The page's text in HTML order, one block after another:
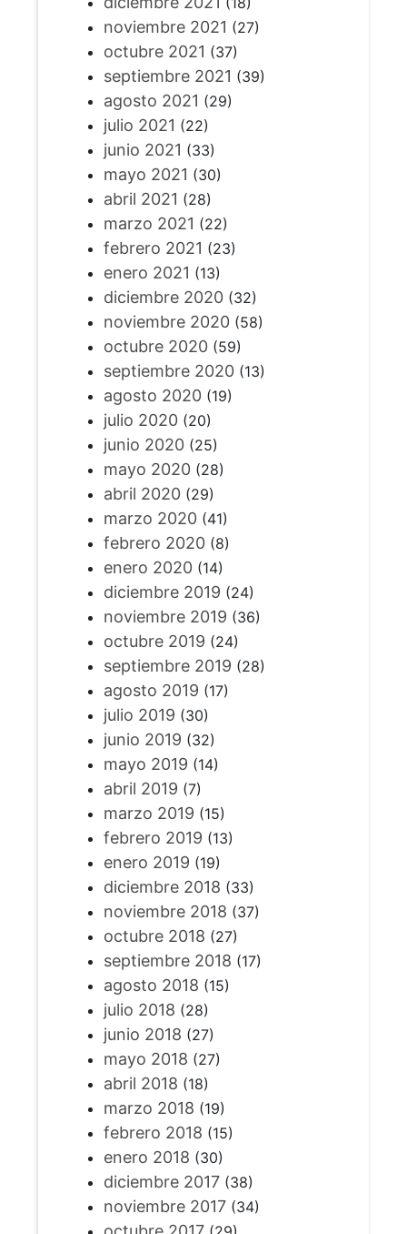
noviembre 2021 (27)
octubre 2021 (37)
septiembre 2021 (39)
agosto 2021 (29)
julio 2021 (22)
junio 2021 (33)
mayo 2021 (30)
abril 2021 (28)
marzo 2021 (22)
febrero 2021 (23)
enero 2021 (13)
diciembre 2020(32)
noviembre 2020(58)
octubre 2020(59)
septiembre 2020(13)
agosto 2020(19)
julio 2020(20)
junio 2020(25)
mayo 2020(28)
abril 2020(29)
marzo 2020(41)
febrero 2020(8)
enero 2020(14)
diciembre 2019 (24)
noviembre 2019 (36)
octubre 2019 (24)
septiembre 2019 (28)
agosto 2019 (17)
julio 2019 (30)
junio 2019 (32)
mayo 2019 (14)
abril 2019 (7)
marzo 2019 (15)
febrero 2019 (13)
enero 2019 (19)
diciembre 2018 (33)
noviembre 2018 (37)
octubre 2018 (27)
septiembre 2018 (17)
agosto 2018 (15)
julio 2018 (28)
junio 2018 (27)
mayo 2018 (27)
abril 2018 (18)
marzo 2018 (19)
febrero 2018 (15)
enero 2018 (30)
diciembre 2017(38)
noviembre 2017(34)